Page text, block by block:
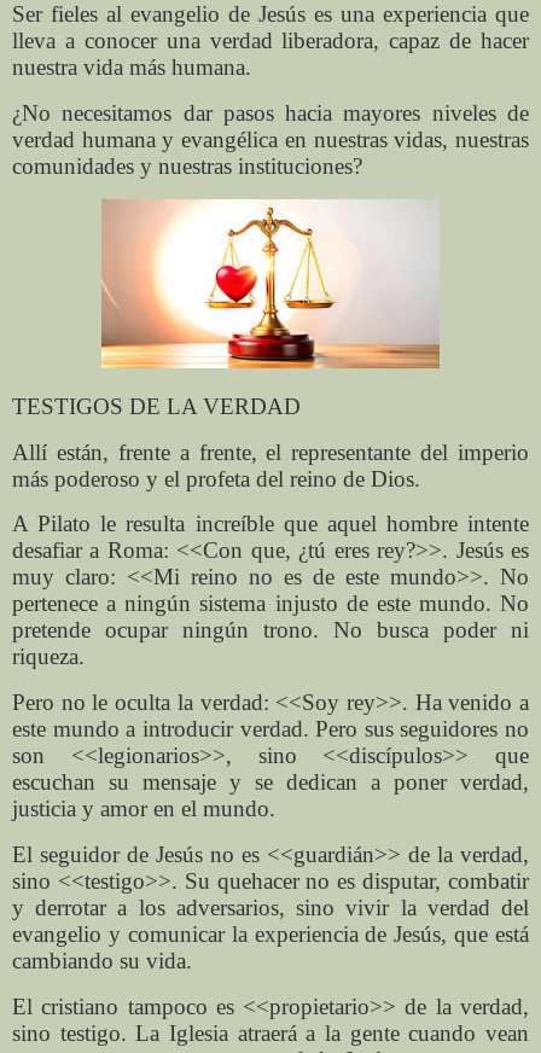
Ser fieles al evangelio de Jesús es una experiencia que
lleva a conocer una verdad liberadora, capaz de hacer
nuestra vida más humana.
¿No necesitamos dar pasos hacia mayores niveles de
verdad humana y evangélica en nuestras vidas, nuestras
comunidades y nuestras instituciones?
TESTIGOS DE LA VERDAD
Allí están, frente a frente, el representante del imperio
más poderoso y el profeta del reino de Dios.
A Pilato le resulta increíble que aquel hombre intente
desafiar a Roma: <<Con que, ¿tú eres rey?>>. Jesús es
muy claro: <<Mi reino no es de este mundo>>. No
pertenece a ningún sistema injusto de este mundo. No
pretende ocupar ningún trono. No busca poder ni
riqueza.
Pero no le oculta la verdad: <<Soy rey>>. Ha venido a
este mundo a introducir verdad. Pero sus seguidores no
son <<legionarios>>, sino <<discípulos>> que
escuchan su mensaje y se dedican a poner verdad,
justicia y amor en el mundo.
El seguidor de Jesús no es <<guardián>> de la verdad,
sino <<testigo>>. Su quehacer no es disputar, combatir
y derrotar a los adversarios, sino vivir la verdad del
evangelio y comunicar la experiencia de Jesús, que está
cambiando su vida.
El cristiano tampoco es <<propietario>> de la verdad,
sino testigo. La Iglesia atraerá a la gente cuando vean